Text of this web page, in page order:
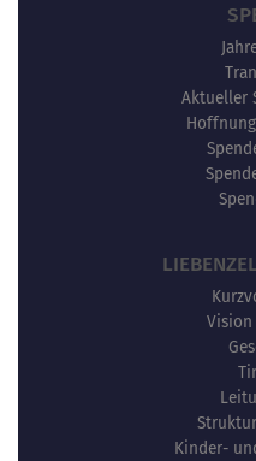
Aktueller
Vision
Kinder-